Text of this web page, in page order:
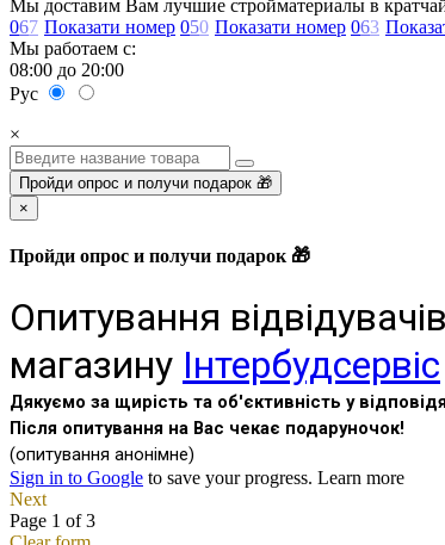
Мы доставим Вам лучшие стройматериалы в
067 Показати номер 050 Показати номер 063
Мы работаем с:
08:00 до 20:00
Рус
×
Пройди опрос и получи подарок 🎁
×
Пройди опрос и получи подарок 🎁